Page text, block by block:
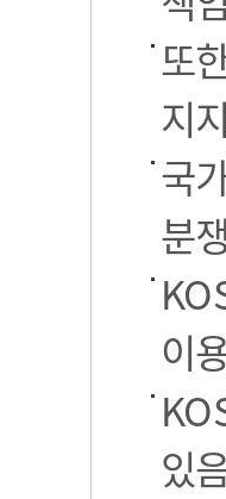
또
지
국
분
이
있